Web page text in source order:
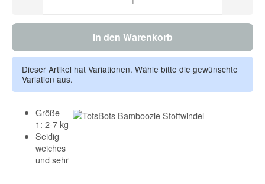
In den Warenkorb
Dieser Artikel hat Variationen. Wähle bitte die gewünschte
Variation aus.
Größe
1: 2-7 kg
Seidig
weiches
und sehr